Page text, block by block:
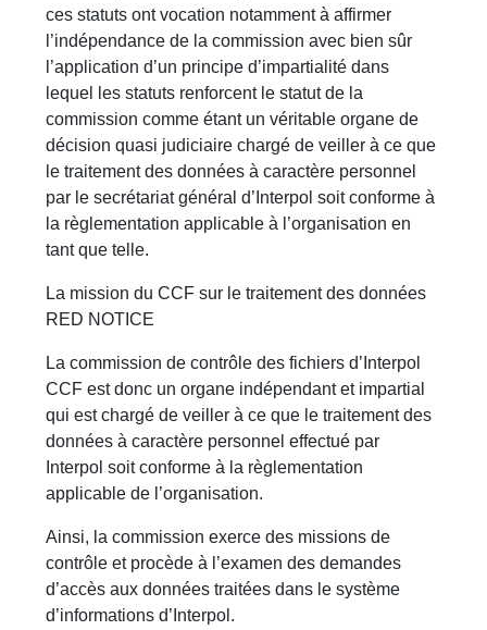
ces statuts ont vocation notamment à affirmer
l’indépendance de la commission avec bien sûr
l’application d’un principe d’impartialité dans
lequel les statuts renforcent le statut de la
commission comme étant un véritable organe de
décision quasi judiciaire chargé de veiller à ce que
le traitement des données à caractère personnel
par le secrétariat général d’Interpol soit conforme à
la règlementation applicable à l’organisation en
tant que telle.
La mission du CCF sur le traitement des données
RED NOTICE
La commission de contrôle des fichiers d’Interpol
CCF est donc un organe indépendant et impartial
qui est chargé de veiller à ce que le traitement des
données à caractère personnel effectué par
Interpol soit conforme à la règlementation
applicable de l’organisation.
Ainsi, la commission exerce des missions de
contrôle et procède à l’examen des demandes
d’accès aux données traitées dans le système
d’informations d’Interpol.